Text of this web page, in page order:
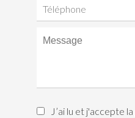
J’ai lu et j'accepte la